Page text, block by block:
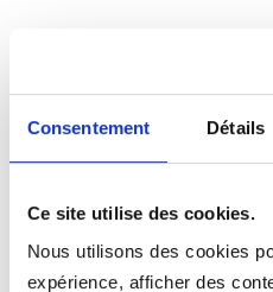
Consentement Détails
Ce site utilise des cookies.
Nous utilisons des cookies
expérience, afficher des